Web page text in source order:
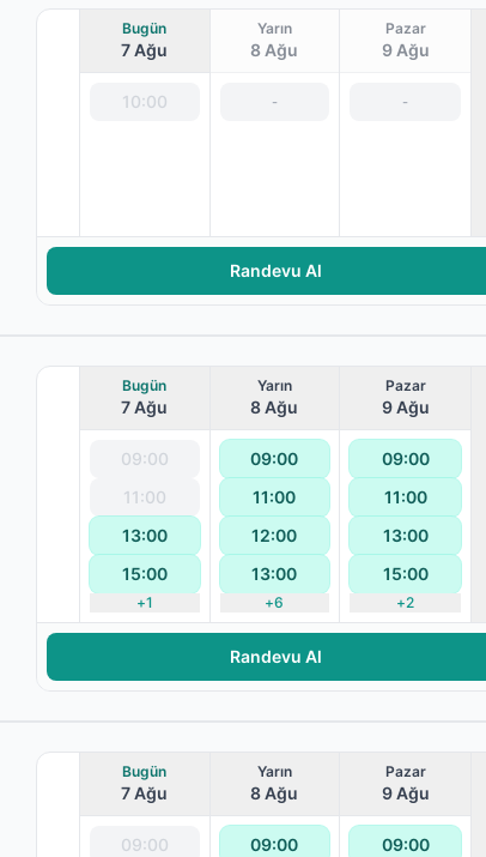
Bugün
7 Ağu
10:00
Yarın
8 Ağu
-
Pazar
9 Ağu
-
Randevu Al
Bugün
7 Ağu
09:00
11:00
13:00
15:00
+1
Yarın
8 Ağu
09:00
11:00
12:00
13:00
+6
Pazar
9 Ağu
09:00
11:00
13:00
15:00
+2
Randevu Al
Bugün
7 Ağu
09:00
Yarın
8 Ağu
09:00
Pazar
9 Ağu
09:00